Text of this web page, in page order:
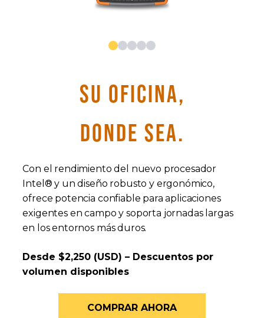
SU OFICINA,
DONDE SEA.
Con el rendimiento del nuevo procesador
Intel® y un diseño robusto y ergonómico,
ofrece potencia confiable para aplicaciones
exigentes en campo y soporta jornadas largas
en los entornos más duros.
Desde $2,250 (USD) – Descuentos por
volumen disponibles
COMPRAR AHORA